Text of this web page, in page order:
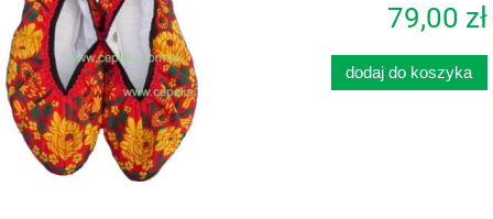
79,00 zł
dodaj do koszyka